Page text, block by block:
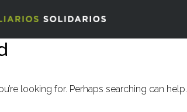
looking for. Perhaps searching can help.